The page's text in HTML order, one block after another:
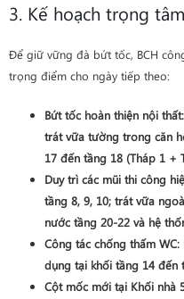
3. Kế hoạch trọng
Để giữ vững đà bứt tốc, BCH
trọng điểm cho ngày tiếp theo:
Bứt tốc hoàn thiện nội thất
trát vữa tường trong căn
17 đến tầng 18 (Tháp 1 +
Duy trì các mũi thi công
tầng 8, 9, 10; trát vữa
nước tầng 20-22 và hệ
Công tác chống thấm WC:
dụng tại khối tầng 14 đến
Cột mốc mới tại Khối nhà